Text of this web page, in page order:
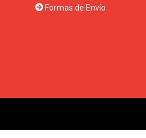
Formas de Envío